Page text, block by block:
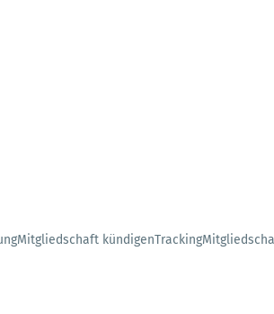
Mitgliedschaft kündigenTracking